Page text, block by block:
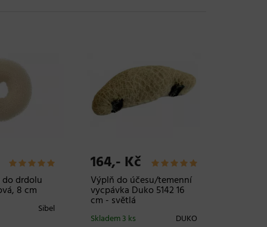
drdolu
8 cm
Sibel
164,- Kč
Výplň do účesu/temenní
vycpávka Duko 5142 16
cm - světlá
DUKO
Skladem 3 ks